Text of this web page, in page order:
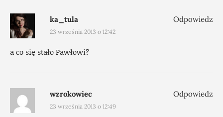
ka_tula
23 września 2013 o 12:42
a co się stało Pawłowi?
Odpowiedz
wzrokowiec
23 września 2013 o 12:49
Odpowiedz